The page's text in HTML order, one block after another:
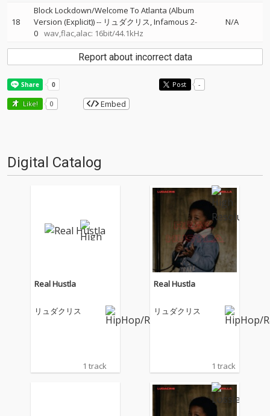
18
Block Lockdown/Welcome To Atlanta (Album
Version (Explicit))-- リュダクリス Infamous 2-
0 wav,flac,alac: 16bit/44.1kHz
N/A
Report about incorrect data
Post -
Like! 0 Embed
Digital Catalog
Real Hustla
リュダクリス
1 track
Real Hustla
リュダクリス
1 track